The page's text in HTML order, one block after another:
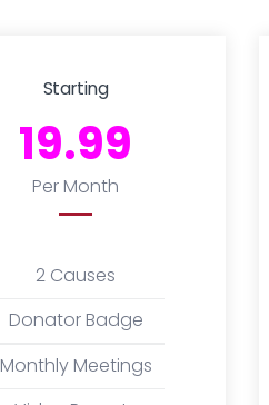
Starting
19.99
Per Month
2 Causes
Donator Badge
Monthly Meetings